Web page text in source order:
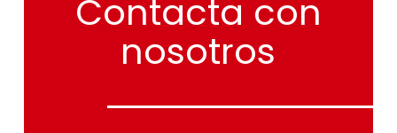
Contacta con
nosotros